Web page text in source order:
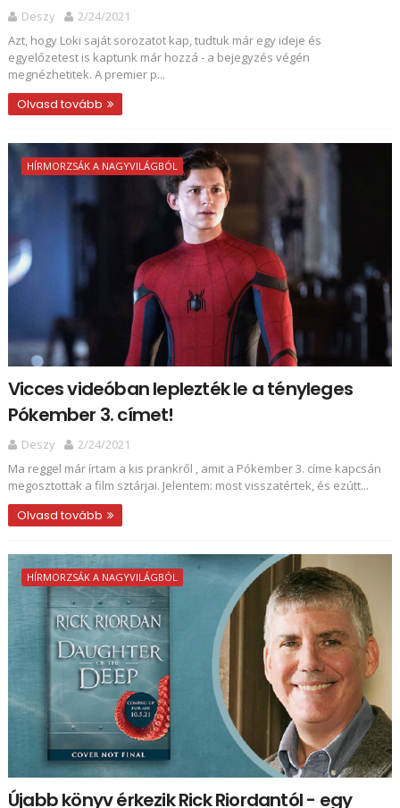
Deszy
2/24/2021
Azt, hogy Loki saját sorozatot kap, tudtuk már egy ideje és
egyelőzetest is kaptunk már hozzá - a bejegyzés végén
megnézhetitek. A premier p...
Olvasd tovább
HÍRMORZSÁK A NAGYVILÁGBÓL
Vicces videóban leplezték le a tényleges
Pókember 3. címet!
Deszy
2/24/2021
Ma reggel már írtam a kis prankről , amit a Pókember 3. címe kapcsán
megosztottak a film sztárjai. Jelentem: most visszatértek, és ezútt...
Olvasd tovább
HÍRMORZSÁK A NAGYVILÁGBÓL
Újabb könyv érkezik Rick Riordantól - egy